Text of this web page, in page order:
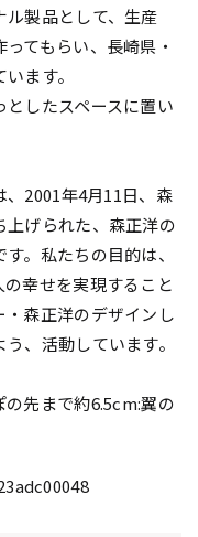
製品として、生産
てもらい、長崎県・
ます。
したスペースに置い
2001年4月11日、森
げられた、森正洋の
。私たちの目的は、
幸せを実現すること
森正洋のデザインし
、活動しています。
先まで約6.5cm:翼の